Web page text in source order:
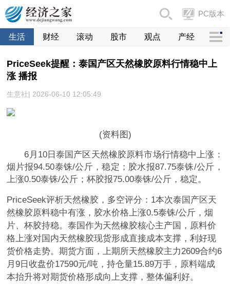
PC版本
生活 财经 滚动 股市 观点 产经
PriceSeek提醒：泰国产区天然橡胶原料行情稳中上
涨 播报
生意社| 2026-06-10 12:05:49
(资料图)
6月10日泰国产区天然橡胶原料市场行情稳中上涨：
烟片报94.50泰铢/公斤，稳定；胶水报87.75泰铢/公斤，
上涨0.50泰铢/公斤；杯胶报75.00泰铢/公斤，稳定。
PriceSeek评析天然橡胶，多空评分：1本次泰国产区天
然橡胶原料稳中有涨，胶水价格上涨0.5泰铢/公斤，烟
片、杯胶持稳。泰国作为天然橡胶核心主产国，原料价
格上涨对国内天然橡胶现货形成直接成本支撑，利好现
货价格走势。期货方面，上期所天然橡胶主力2609合约6
月9日收盘价17590元/吨，持仓量15.89万手，原料端成
本抬升将对期货价格形成向上支撑，整体偏利好。